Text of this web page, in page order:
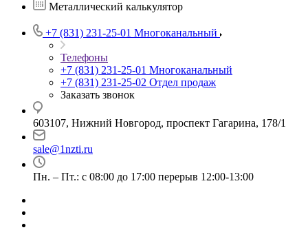
Металлический калькулятор
+7 (831) 231-25-01 Многоканальный
Телефоны
+7 (831) 231-25-01 Многоканальный
+7 (831) 231-25-02 Отдел продаж
Заказать звонок
603107, Нижний Новгород, проспект Гагарина, 178/1
sale@1nzti.ru
Пн. – Пт.: с 08:00 до 17:00 перерыв 12:00-13:00